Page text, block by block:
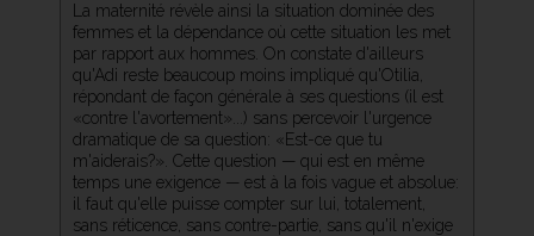
La maternité révèle ainsi la situation dominée des
femmes et la dépendance où cette situation les met
par rapport aux hommes. On constate d'ailleurs
qu'Adi reste beaucoup moins impliqué qu'Otilia,
répondant de façon générale à ses questions (il est
«contre l'avortement»...) sans percevoir l'urgence
dramatique de sa question: «Est-ce que tu
m'aiderais?». Cette question — qui est en même
temps une exigence — est à la fois vague et absolue:
il faut qu'elle puisse compter sur lui, totalement,
sans réticence, sans contre-partie, sans qu'il n'exige